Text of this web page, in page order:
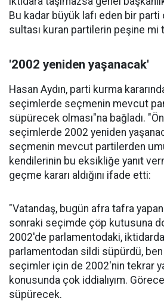
Bu kadar büyük lafı eden bir parti
sultası kuran partilerin peşine mi
'2002 yeniden yaşanacak'
Hasan Aydın, parti kurma
seçimlerde seçmenin mevcut
süpürecek olması"na bağladı.
seçimlerde 2002 yeniden
seçmenin mevcut partilerden
kendilerinin bu eksikliğe yanıt
geçme kararı aldığını ifade etti:
"Vatandaş, bugün afra tafra
sonraki seçimde çöp kutusuna
2002'de parlamentodaki,
parlamentodan sildi süpürdü,
seçimler için de 2002'nin tekrar
konusunda çok iddialıyım.
süpürecek.